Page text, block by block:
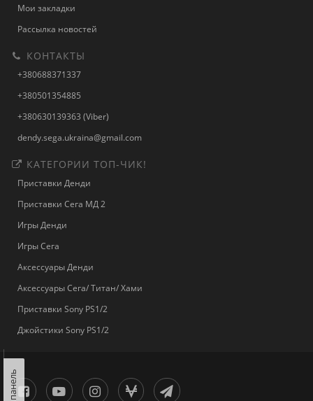
Мои закладки
Рассылка новостей
КОНТАКТЫ
+380688371337
+380501354885
+380630139363 (Viber)
dendy.sega.ukraina@gmail.com
КАТЕГОРИИ ТОП-ЧИК!
Приставки Денди
Приставки Сега МД 2
Игры Денди
Игры Сега
Аксессуары Денди
Аксессуары Сега/ Титан/ Хами
Приставки Sony PS1/2
Джойстики Sony PS1/2